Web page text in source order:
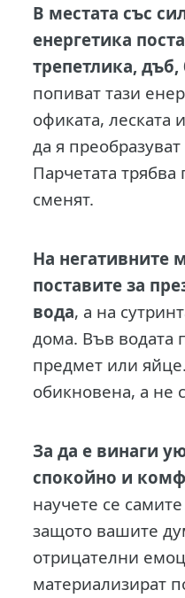
В местата със
енергетика
трепетлика, дъб,
попиват тази
офиката, леската
да я
Парчетата
сменят.
На негативните
поставите за
вода, а на
дома. Във водата
предмет или
обикновена, а не
За да е винаги
спокойно и
научете се
защото вашите
отрицателни
материализират